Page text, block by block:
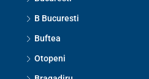
Bucuresti
B Bucuresti
Buftea
Otopeni